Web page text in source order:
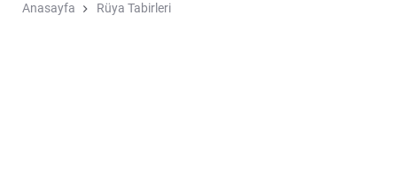
Anasayfa Rüya Tabirleri